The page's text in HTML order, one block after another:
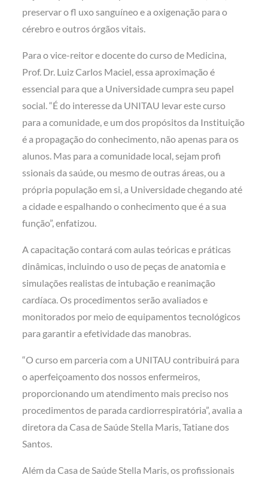
preservar o fl uxo sanguíneo e a oxigenação para o
cérebro e outros órgãos vitais.
Para o vice-reitor e docente do curso de Medicina,
Prof. Dr. Luiz Carlos Maciel, essa aproximação é
essencial para que a Universidade cumpra seu papel
social. “É do interesse da UNITAU levar este curso
para a comunidade, e um dos propósitos da Instituição
é a propagação do conhecimento, não apenas para os
alunos. Mas para a comunidade local, sejam profi
ssionais da saúde, ou mesmo de outras áreas, ou a
própria população em si, a Universidade chegando até
a cidade e espalhando o conhecimento que é a sua
função”, enfatizou.
A capacitação contará com aulas teóricas e práticas
dinâmicas, incluindo o uso de peças de anatomia e
simulações realistas de intubação e reanimação
cardíaca. Os procedimentos serão avaliados e
monitorados por meio de equipamentos tecnológicos
para garantir a efetividade das manobras.
“O curso em parceria com a UNITAU contribuirá para
o aperfeiçoamento dos nossos enfermeiros,
proporcionando um atendimento mais preciso nos
procedimentos de parada cardiorrespiratória”, avalia a
diretora da Casa de Saúde Stella Maris, Tatiane dos
Santos.
Além da Casa de Saúde Stella Maris, os profissionais